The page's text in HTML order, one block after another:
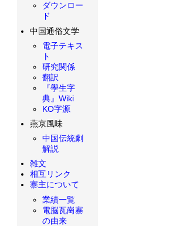
ダウンロー
ド
中国通俗文学
電子テキス
ト
研究関係
翻訳
『學生字
典』Wiki
KO字源
燕京風味
中国伝統劇
解説
雑文
相互リンク
寨主について
業績一覧
電脳瓦崗寨
の由来